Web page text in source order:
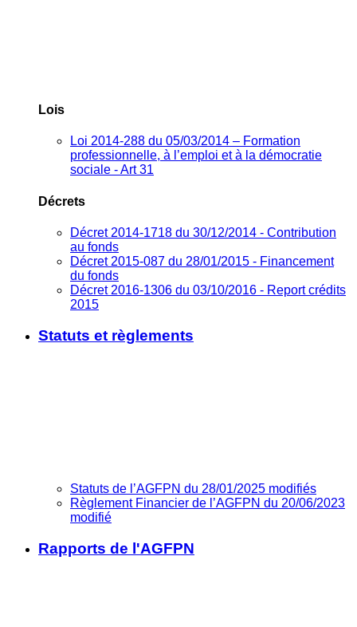
Lois
Loi 2014-288 du 05/03/2014 – Formation
professionnelle, à l’emploi et à la démocratie
sociale - Art 31
Décrets
Décret 2014-1718 du 30/12/2014 - Contribution
au fonds
Décret 2015-087 du 28/01/2015 - Financement
du fonds
Décret 2016-1306 du 03/10/2016 - Report crédits
2015
Statuts et règlements
Statuts de l’AGFPN du 28/01/2025 modifiés
Règlement Financier de l’AGFPN du 20/06/2023
modifié
Rapports de l'AGFPN